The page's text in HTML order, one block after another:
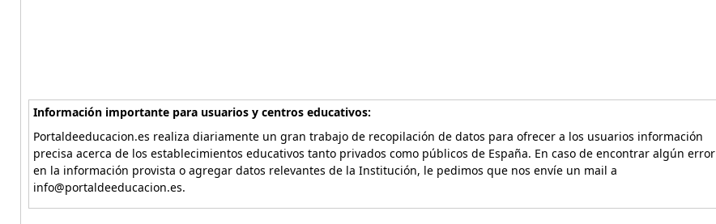
Información importante para usuarios y centros educativos:
Portaldeeducacion.es realiza diariamente un gran trabajo de recopilación de datos para ofrecer a los usuarios información
precisa acerca de los establecimientos educativos tanto privados como públicos de España. En caso de encontrar algún error
en la información provista o agregar datos relevantes de la Institución, le pedimos que nos envíe un mail a
info@portaldeeducacion.es.